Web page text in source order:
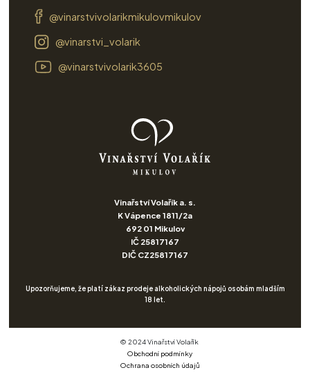
@vinarstvivolarikmikulovmikulov
@vinarstvi_volarik
@vinarstvivolarik3605
Vinařství Volařík a. s.
K Vápence 1811/2a
692 01 Mikulov
IČ 25817167
DIČ CZ25817167
Upozorňujeme, že platí zákaz prodeje alkoholických nápojů osobám mladším
18 let.
© 2024 Vinařství Volařík
Obchodní podmínky
Ochrana osobních údajů